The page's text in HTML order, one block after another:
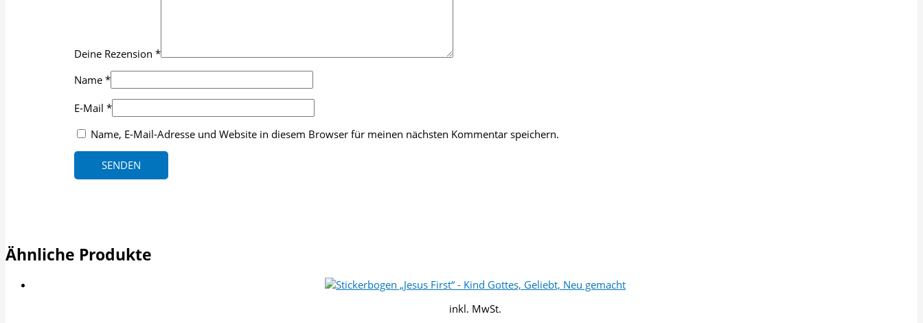
Deine Rezension*
Name*
E-Mail*
Name, E-Mail-Adresse und Website in diesem Browser für meinen nächsten Kommentar speichern.
Ähnliche Produkte
inkl. MwSt.